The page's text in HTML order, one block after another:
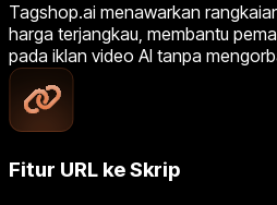
Tagshop.ai menawarkan
harga terjangkau, membantu
pada iklan video AI tanpa
Fitur URL ke Skrip